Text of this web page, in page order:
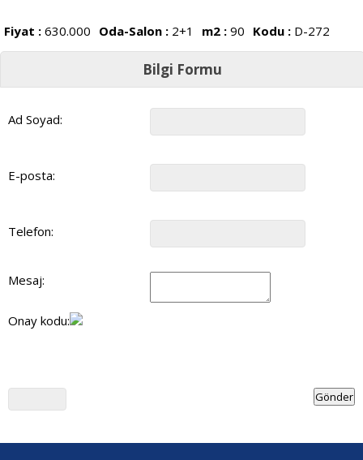
Fiyat : 630.000 Oda-Salon : 2+1 m2 : 90 Kodu : D-272
Bilgi Formu
Ad Soyad:
E-posta:
Telefon:
Mesaj:
Onay kodu: